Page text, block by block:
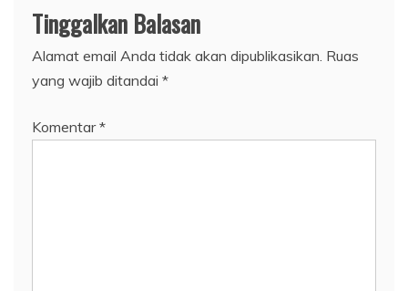
Tinggalkan Balasan
Alamat email Anda tidak akan dipublikasikan. Ruas
yang wajib ditandai *
Komentar*